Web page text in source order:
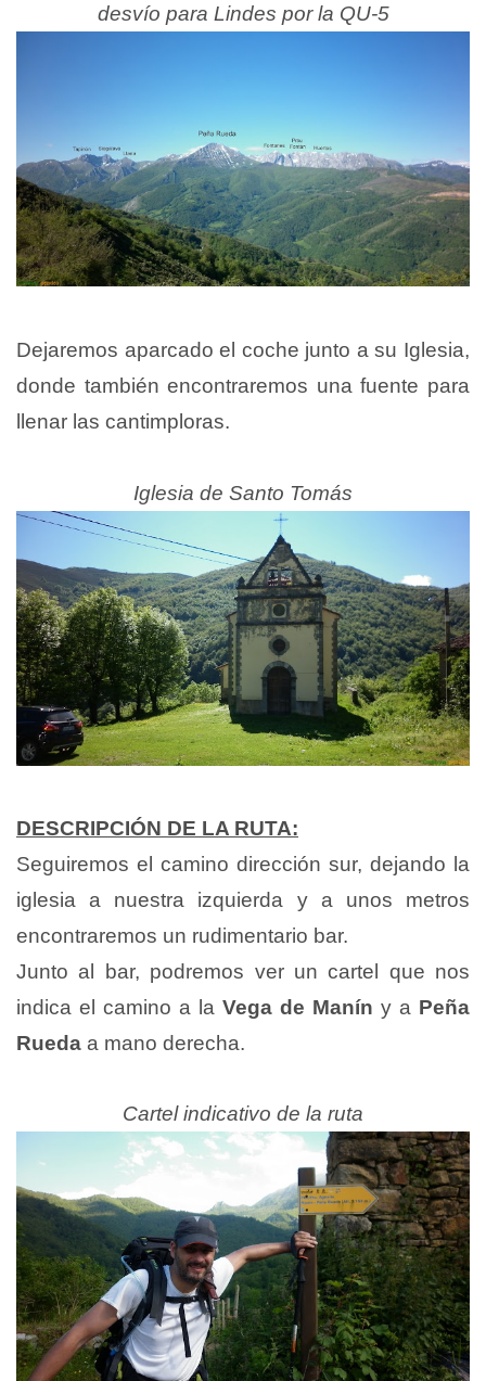
desvío para Lindes por la QU-5
Dejaremos aparcado el coche junto a su Iglesia,
donde también encontraremos una fuente para
llenar las cantimploras.
Iglesia de Santo Tomás
DESCRIPCIÓN DE LA RUTA:
Seguiremos el camino dirección sur, dejando la
iglesia a nuestra izquierda y a unos metros
encontraremos un rudimentario bar.
Junto al bar, podremos ver un cartel que nos
indica el camino a la Vega de Manín y a Peña
Rueda a mano derecha.
Cartel indicativo de la ruta